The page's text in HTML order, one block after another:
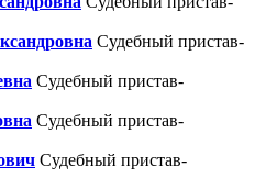
Судебный пристав-
Судебный пристав-
Судебный пристав-
Судебный пристав-